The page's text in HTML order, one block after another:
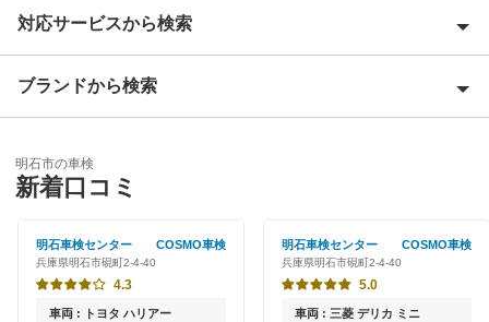
相生市
赤穂市
朝来市
芦屋市
尼崎市
淡路市
対応サービスから検索
Award 受賞店
特典あり
早割りあり
クレジットカードOK
ブランドから検索
「車検の速太郎」
出光リテール車検
ホリデー車検
明石市の車検
新着口コミ
明石車検センター COSMO車検
兵庫県明石市硯町2-4-40
4.3
車両 : トヨタ ハリアー
明石車検センター COSMO車検
兵庫県明石市硯町2-4-40
5.0
車両 : 三菱 デリカ ミニ